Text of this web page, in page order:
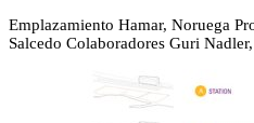
Emplazamiento Hamar, Noruega
Salcedo Colaboradores Guri